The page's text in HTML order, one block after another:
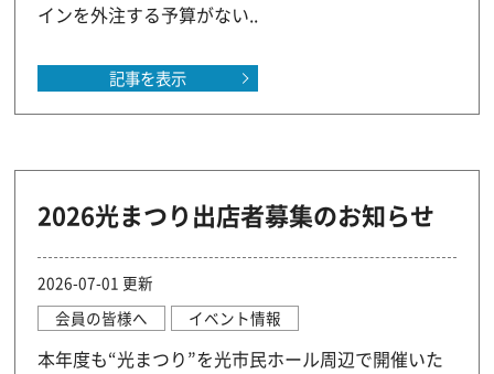
インを外注する予算がない..
記事を表示
2026光まつり出店者募集のお知らせ
2026-07-01 更新
会員の皆様へ
イベント情報
本年度も“光まつり”を光市民ホール周辺で開催いた